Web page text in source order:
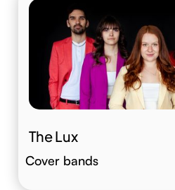
The Lux
Cover bands